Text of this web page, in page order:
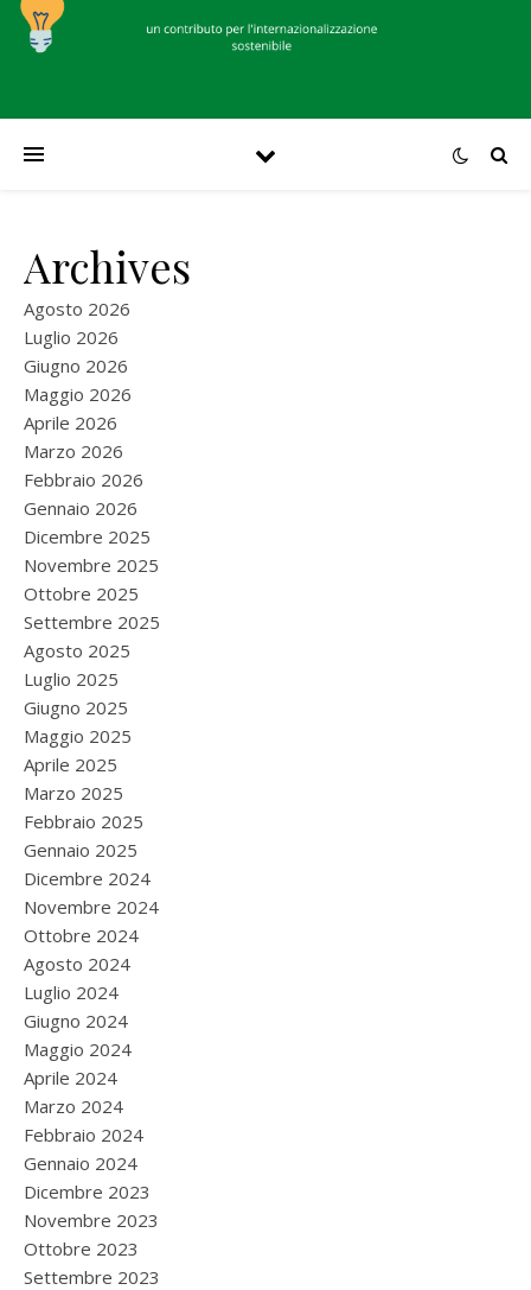
Archives
Agosto 2026
Luglio 2026
Giugno 2026
Maggio 2026
Aprile 2026
Marzo 2026
Febbraio 2026
Gennaio 2026
Dicembre 2025
Novembre 2025
Ottobre 2025
Settembre 2025
Agosto 2025
Luglio 2025
Giugno 2025
Maggio 2025
Aprile 2025
Marzo 2025
Febbraio 2025
Gennaio 2025
Dicembre 2024
Novembre 2024
Ottobre 2024
Agosto 2024
Luglio 2024
Giugno 2024
Maggio 2024
Aprile 2024
Marzo 2024
Febbraio 2024
Gennaio 2024
Dicembre 2023
Novembre 2023
Ottobre 2023
Settembre 2023